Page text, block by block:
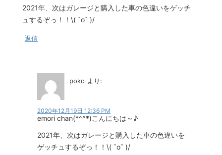
2021年、次はガレージと購入した車の色違いをゲッチ
ュするぞっ！！\( ˆoˆ )/
返信
poko より:
2020年12月19日 12:36 PM
emori chan(*^^*)こんにちは～♪
2021年、次はガレージと購入した車の色違いを
ゲッチュするぞっ！！\( ˆoˆ )/